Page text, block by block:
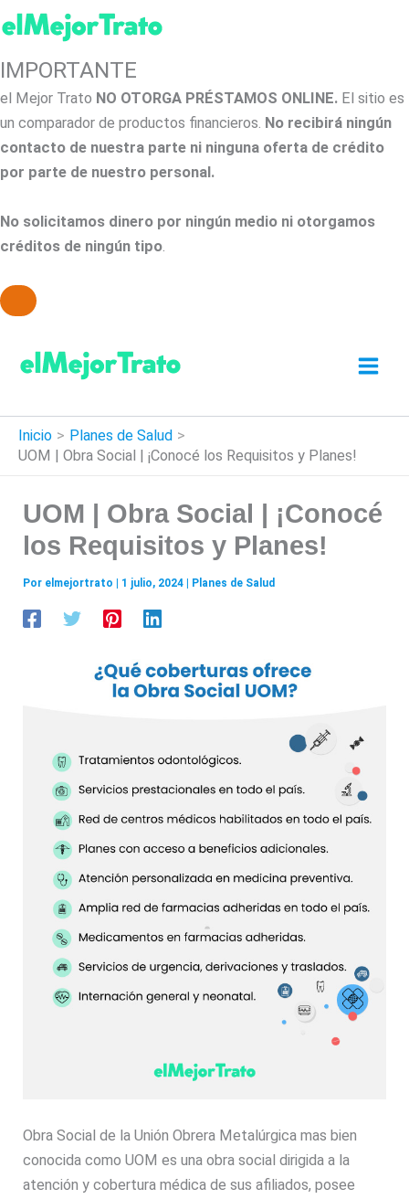
IMPORTANTE
el Mejor Trato NO OTORGA PRÉSTAMOS ONLINE. El sitio es
un comparador de productos financieros. No recibirá ningún
contacto de nuestra parte ni ninguna oferta de crédito
por parte de nuestro personal.
No solicitamos dinero por ningún medio ni otorgamos
créditos de ningún tipo.
contenido
Inicio
Planes de Salud
UOM | Obra Social | ¡Conocé los Requisitos y Planes!
UOM | Obra Social | ¡Conocé
los Requisitos y Planes!
Por elmejortrato 1 julio, 2024 Planes de Salud
Obra Social de la Unión Obrera Metalúrgica mas bien
conocida como UOM es una obra social dirigida a la
atención y cobertura médica de sus afiliados, posee